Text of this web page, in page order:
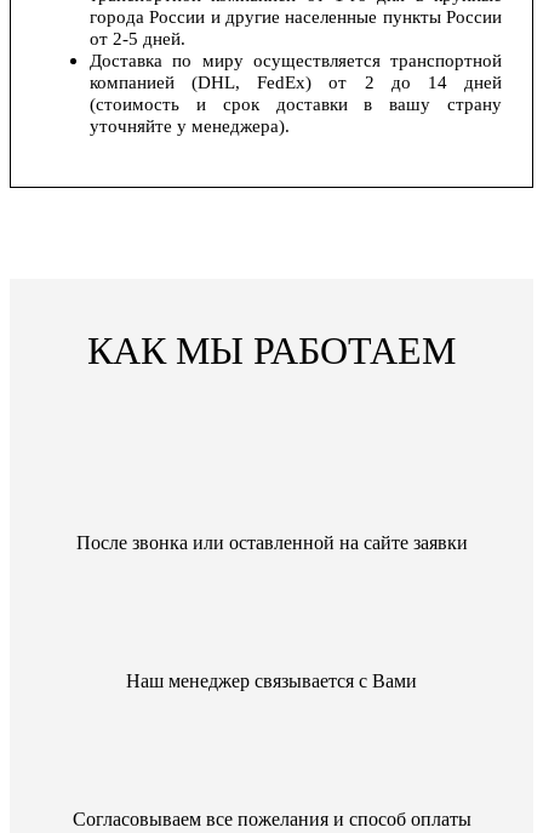
города России и другие населенные пункты России
от 2-5 дней.
Доставка по миру осуществляется транспортной
компанией (DHL, FedEx) от 2 до 14 дней
(стоимость и срок доставки в вашу страну
уточняйте у менеджера).
КАК МЫ РАБОТАЕМ
После звонка или оставленной на сайте заявки
Наш менеджер связывается с Вами
Согласовываем все пожелания и способ оплаты